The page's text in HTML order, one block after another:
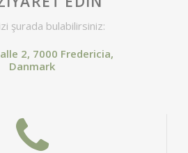
şurada bulabilirsiniz:
2, 7000 Fredericia,
Danmark